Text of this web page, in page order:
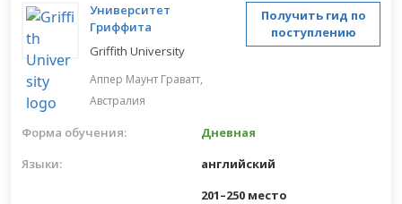
Университет
Гриффита
Griffith University
Аппер Маунт Граватт,
Австралия
Получить гид по
поступлению
Форма обучения:
Дневная
Языки:
английский
201–250 место